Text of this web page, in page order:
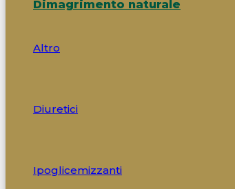
Dimagrimento naturale
Altro
Diuretici
Ipoglicemizzanti